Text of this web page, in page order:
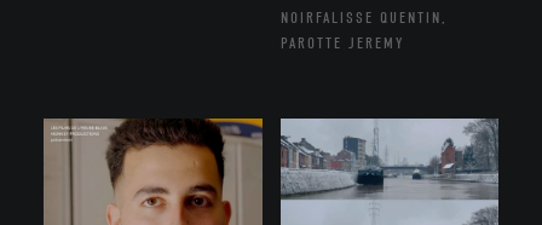
NOIRFALISSE QUENTIN,
PAROTTE JEREMY